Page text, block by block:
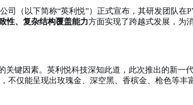
（以下简称“英利悦”）正式宣布，其研发团队在
性、复杂结构覆盖能力方面实现了跨越式发展，为
关键因素。英利悦科技深知此道，此次推出的新
不仅能呈现出玫瑰金、深空黑、香槟金、枪色等